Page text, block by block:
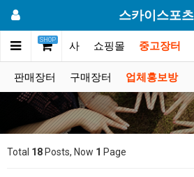
스카이스포츠
SHOP
리 대회.행사 쇼핑몰 중고장터
판매장터 구매장터 업체홍보방
Total 18 Posts, Now 1 Page